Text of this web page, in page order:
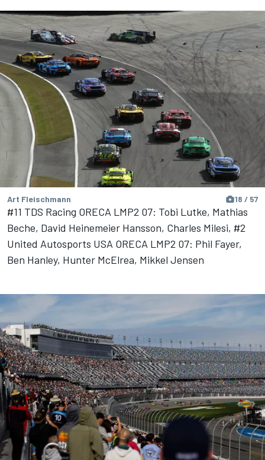
Art Fleischmann 18 / 57
#11 TDS Racing ORECA LMP2 07: Tobi Lutke, Mathias
Beche, David Heinemeier Hansson, Charles Milesi, #2
United Autosports USA ORECA LMP2 07: Phil Fayer,
Ben Hanley, Hunter McElrea, Mikkel Jensen